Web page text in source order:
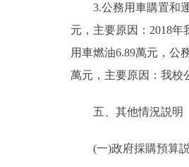
3.公務用車購置和運
元，主要原因：2018
用車燃油6.89萬元，公
萬元，主要原因：我校
五、其他情況説明
(一)政府採購預算